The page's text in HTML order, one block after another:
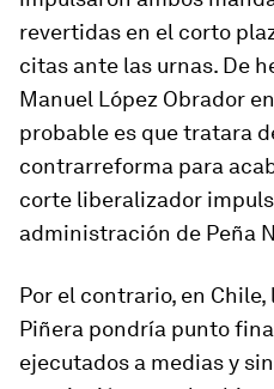
revertidas en el corto
citas ante las urnas. De
Manuel López Obrador
probable es que tratara
contrarreforma para
corte liberalizador
administración de Peña
Por el contrario, en
Piñera pondría punto
ejecutados a medias y